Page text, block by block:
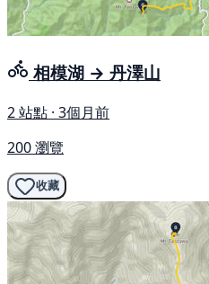
相模湖 → 丹澤山
2 站點 · 3個月前
200 瀏覽
收藏